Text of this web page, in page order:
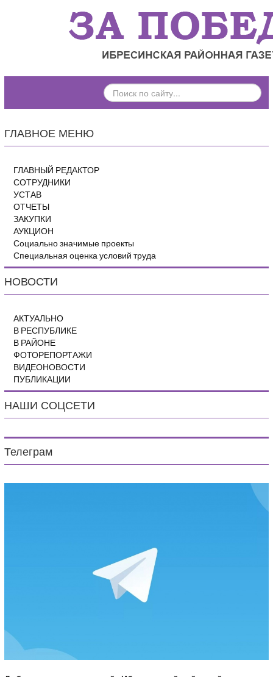
ПОИСК
ПО
ГЛАВНОЕ МЕНЮ
ГЛАВНЫЙ РЕДАКТОР
СОТРУДНИКИ
УСТАВ
ОТЧЕТЫ
ЗАКУПКИ
АУКЦИОН
Социально значимые проекты
Специальная оценка условий труда
НОВОСТИ
АКТУАЛЬНО
В РЕСПУБЛИКЕ
В РАЙОНЕ
ФОТОРЕПОРТАЖИ
ВИДЕОНОВОСТИ
ПУБЛИКАЦИИ
НАШИ СОЦСЕТИ
Телеграм